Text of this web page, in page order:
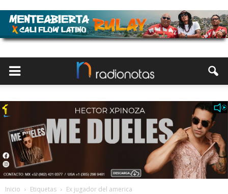
Inicio Etiquetas Ex jugador del america